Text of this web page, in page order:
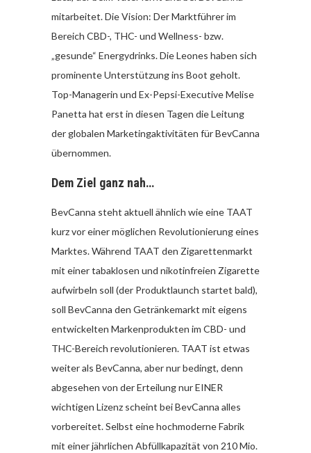
mitarbeitet. Die Vision: Der Marktführer im
Bereich CBD-, THC- und Wellness- bzw.
„gesunde“ Energydrinks. Die Leones haben sich
prominente Unterstützung ins Boot geholt.
Top-Managerin und Ex-Pepsi-Executive Melise
Panetta hat erst in diesen Tagen die Leitung
der globalen Marketingaktivitäten für BevCanna
übernommen.
Dem Ziel ganz nah…
BevCanna steht aktuell ähnlich wie eine TAAT
kurz vor einer möglichen Revolutionierung eines
Marktes. Während TAAT den Zigarettenmarkt
mit einer tabaklosen und nikotinfreien Zigarette
aufwirbeln soll (der Produktlaunch startet bald),
soll BevCanna den Getränkemarkt mit eigens
entwickelten Markenprodukten im CBD- und
THC-Bereich revolutionieren. TAAT ist etwas
weiter als BevCanna, aber nur bedingt, denn
abgesehen von der Erteilung nur EINER
wichtigen Lizenz scheint bei BevCanna alles
vorbereitet. Selbst eine hochmoderne Fabrik
mit einer jährlichen Abfüllkapazität von 210 Mio.